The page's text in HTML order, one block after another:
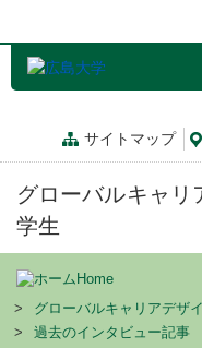
サイトマップ
グローバルキャ
学生
Home
グローバルキャリアデザ
過去のインタビュー記事